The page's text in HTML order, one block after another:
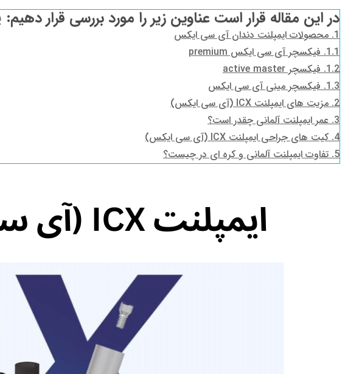
در این مقاله قرار است عناوین زیر را مورد بررسی قرار دهیم:
1. محصولات ایمپلنت دندان آی سی ایکس
1.1. فیکسچر آی سی ایکس premium
1.2. فیکسچر active master
1.3. فیکسچر مینی آی سی ایکس
2. مزیت های ایمپلنت ICX (آی سی ایکس)
3. عمر ایمپلنت آلمانی چقدر است؟
4. کیت های جراحی ایمپلنت ICX (آی سی ایکس)
5. تفاوت ایمپلنت آلمانی و کره ای در چیست؟